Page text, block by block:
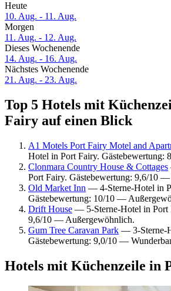
Heute
10. Aug. - 11. Aug.
Morgen
11. Aug. - 12. Aug.
Dieses Wochenende
14. Aug. - 16. Aug.
Nächstes Wochenende
21. Aug. - 23. Aug.
Top 5 Hotels mit
Fairy auf einen Blick
A1 Motels Port Fairy Motel and
Hotel in Port Fairy. Gästebewertung:
Clonmara Country House & Cottages
Port Fairy. Gästebewertung: 9,6/10
Old Market Inn — 4-Sterne-Hotel in
Gästebewertung: 10/10 —
Drift House — 5-Sterne-Hotel in Port
9,6/10 — Außergewöhnlich.
Gum Tree Caravan Park — 3-Sterne-
Gästebewertung: 9,0/10 —
Hotels mit Küchenzeile in